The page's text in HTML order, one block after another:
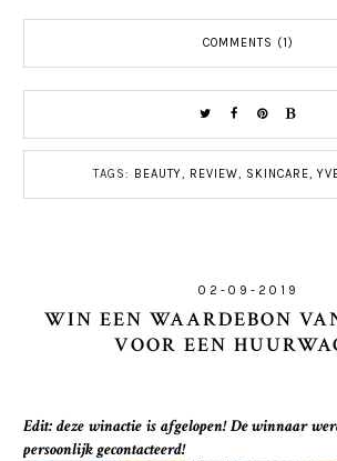
COMMENTS (1)
TAGS: BEAUTY, REVIEW, SKINCARE,
02-09-2019
WIN EEN WAARDEBON
VOOR EEN
Edit: deze winactie is afgelopen! De winnaar
persoonlijk gecontacteerd!